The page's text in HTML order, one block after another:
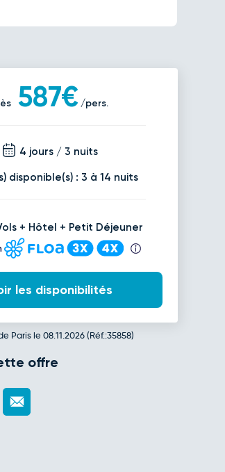
587€ /pers.
4 jours / 3 nuits
disponible(s) : 3 à 14 nuits
+ Hôtel + Petit Déjeuner
les disponibilités
Paris le 08.11.2026 (Réf.:35858)
offre